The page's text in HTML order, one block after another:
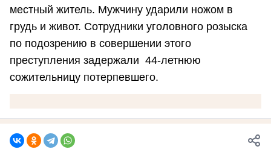
местный житель. Мужчину ударили ножом в
грудь и живот. Сотрудники уголовного розыска
по подозрению в совершении этого
преступления задержали 44-летнюю
сожительницу потерпевшего.